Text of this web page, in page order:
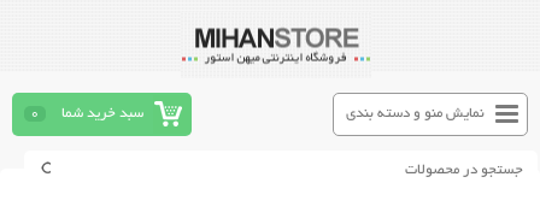
سبد خرید شما 0 نمایش منو و دسته بندی